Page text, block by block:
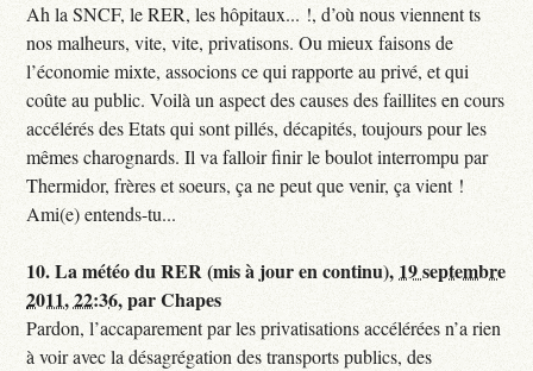
Ah la SNCF, le RER, les hôpitaux... !, d’où nous viennent ts
nos malheurs, vite, vite, privatisons. Ou mieux faisons de
l’économie mixte, associons ce qui rapporte au privé, et qui
coûte au public. Voilà un aspect des causes des faillites en cours
accélérés des Etats qui sont pillés, décapités, toujours pour les
mêmes charognards. Il va falloir finir le boulot interrompu par
Thermidor, frères et soeurs, ça ne peut que venir, ça vient !
Ami(e) entends-tu...
10.La météo du RER (mis à jour en continu), 19 septembre
2011, 22:36,parChapes
Pardon, l’accaparement par les privatisations accélérées n’a rien
à voir avec la désagrégation des transports publics, des